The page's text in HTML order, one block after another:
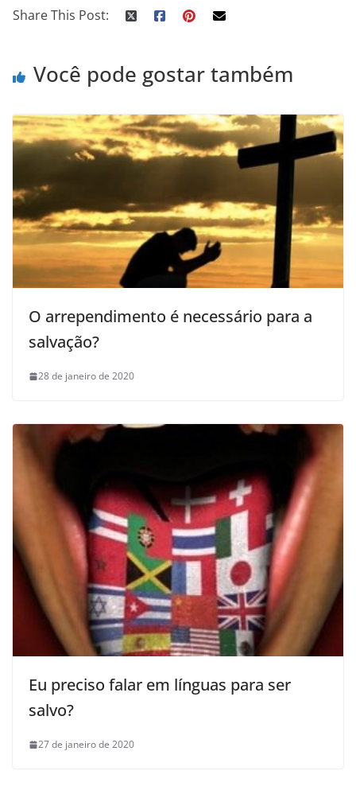
Share This Post:
Você pode gostar também
O arrependimento é necessário para a
salvação?
28 de janeiro de 2020
Eu preciso falar em línguas para ser
salvo?
27 de janeiro de 2020